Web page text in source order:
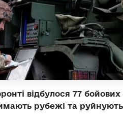
відбулося 77
рубежі та